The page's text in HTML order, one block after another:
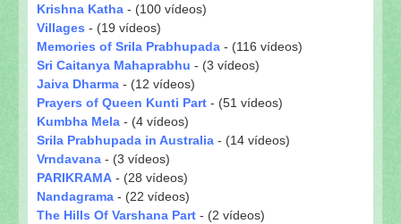
Krishna Katha - (100 vídeos)
Villages - (19 vídeos)
Memories of Srila Prabhupada - (116 vídeos)
Sri Caitanya Mahaprabhu - (3 vídeos)
Jaiva Dharma - (12 vídeos)
Prayers of Queen Kunti Part - (51 vídeos)
Kumbha Mela - (4 vídeos)
Srila Prabhupada in Australia - (14 vídeos)
Vrndavana - (3 vídeos)
PARIKRAMA - (28 vídeos)
Nandagrama - (22 vídeos)
The Hills Of Varshana Part - (2 vídeos)